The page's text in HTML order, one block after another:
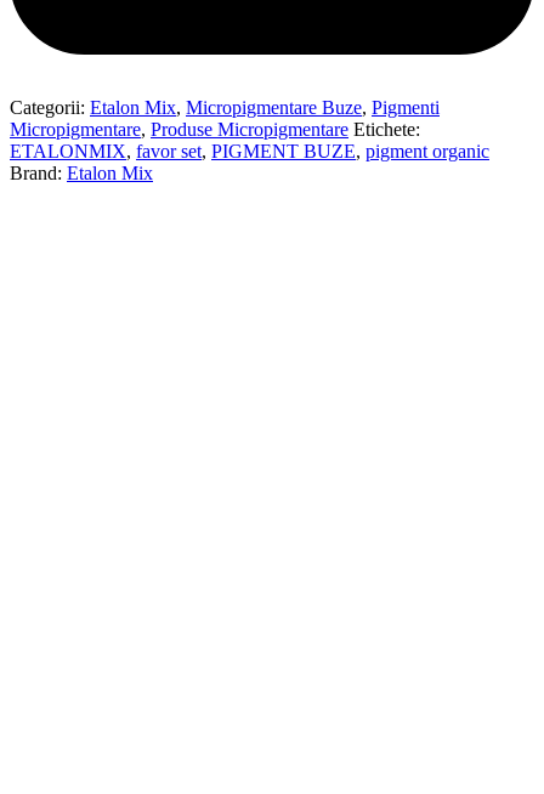
Categorii: Etalon Mix, Micropigmentare Buze, Pigmenti
Micropigmentare, Produse Micropigmentare Etichete:
ETALONMIX, favor set, PIGMENT BUZE, pigment organic
Brand: Etalon Mix